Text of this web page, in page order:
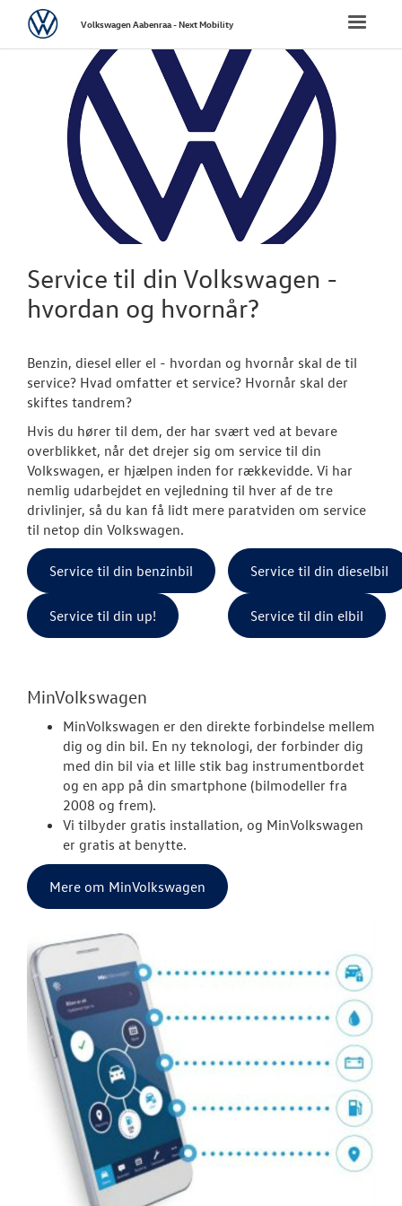
FORSIDE
NYE
NYE VAREBILER
BRUGTE BILER
Hjulskifte
VW Connect
Kontrol af
Service til din
hvordan og
Service 5+
Fælgerep
SKADECENTER
TILBEHØR
NYHEDER
Toggle
VolkswagenVolkswagen Aabenraa - Next Mobility
Service til din Volkswagen -
hvordan og hvornår?
Benzin, diesel eller el - hvordan og hvornår skal de til
service? Hvad omfatter et service? Hvornår skal der
skiftes tandrem?
Hvis du hører til dem, der har svært ved at bevare
overblikket, når det drejer sig om service til din
Volkswagen, er hjælpen inden for rækkevidde. Vi har
nemlig udarbejdet en vejledning til hver af de tre
drivlinjer, så du kan få lidt mere paratviden om service
til netop din Volkswagen.
Service til din benzinbil Service til din dieselbil
Service til din up! Service til din elbil
MinVolkswagen
MinVolkswagen er den direkte forbindelse mellem
dig og din bil. En ny teknologi, der forbinder dig
med din bil via et lille stik bag instrumentbordet
og en app på din smartphone (bilmodeller fra
2008 og frem).
Vi tilbyder gratis installation, og MinVolkswagen
er gratis at benytte.
Mere om MinVolkswagen